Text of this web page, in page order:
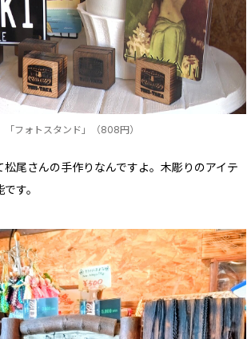
「フォトスタンド」（808円）
松尾さんの手作りなんですよ。木彫りのアイテ
す。